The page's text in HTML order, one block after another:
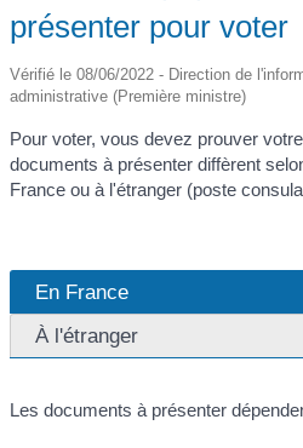
présenter pour voter
Vérifié le 08/06/2022 - Direction de
administrative (Première ministre)
Pour voter, vous devez prouver
documents à présenter diffèrent
France ou à l'étranger (poste
En France
À l'étranger
Les documents à présenter